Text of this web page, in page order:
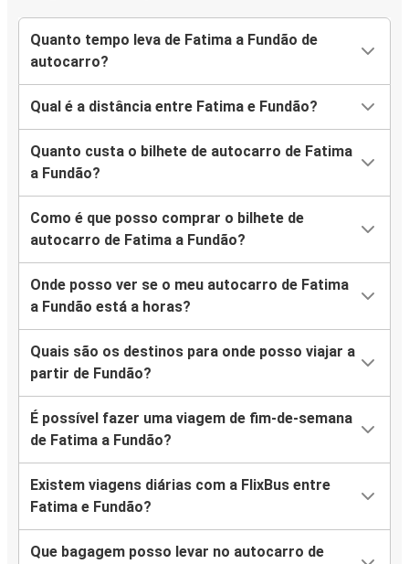
Quanto tempo leva de Fatima a Fundão de
autocarro?
Qual é a distância entre Fatima e Fundão?
Quanto custa o bilhete de autocarro de Fatima
a Fundão?
Como é que posso comprar o bilhete de
autocarro de Fatima a Fundão?
Onde posso ver se o meu autocarro de Fatima
a Fundão está a horas?
Quais são os destinos para onde posso viajar a
partir de Fundão?
É possível fazer uma viagem de fim-de-semana
de Fatima a Fundão?
Existem viagens diárias com a FlixBus entre
Fatima e Fundão?
Que bagagem posso levar no autocarro de